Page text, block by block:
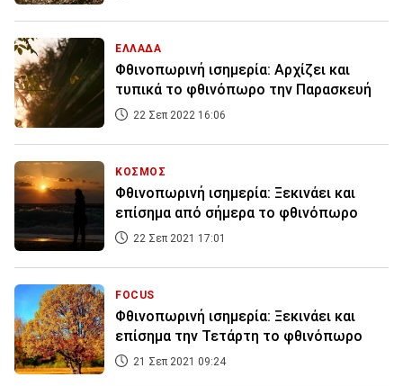
ΕΛΛΑΔΑ
Φθινοπωρινή ισημερία: Αρχίζει και
τυπικά το φθινόπωρο την Παρασκευή
22 Σεπ 2022 16:06
ΚΟΣΜΟΣ
Φθινοπωρινή ισημερία: Ξεκινάει και
επίσημα από σήμερα το φθινόπωρο
22 Σεπ 2021 17:01
FOCUS
Φθινοπωρινή ισημερία: Ξεκινάει και
επίσημα την Τετάρτη το φθινόπωρο
21 Σεπ 2021 09:24